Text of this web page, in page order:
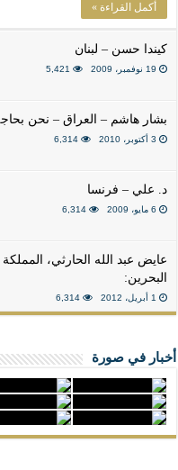
أكمل القراءة »
كيندا حسن – لبنان
19 نوفمبر، 2009 5,421
بشار هاشم – العراق – نحن
3 أكتوبر، 2010 6,314
د. علي – فرنسا
6 مايو، 2009 6,314
عايض عبد الله الحارثي،
البحرين:
1 أبريل، 2012 6,314
أخبار في صورة